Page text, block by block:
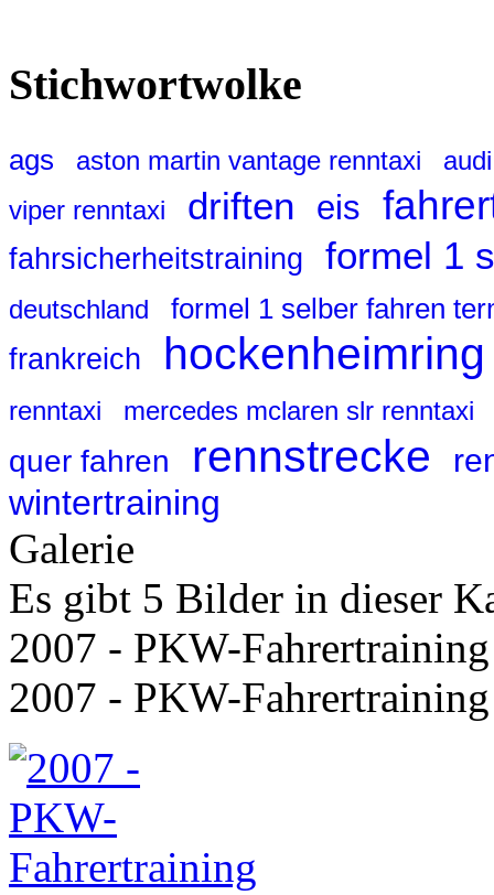
Stichwortwolke
ags aston martin vantage renntaxi
viper renntaxi
driften eis
fahrsicherheitstraining formel 1
deutschland formel 1 selber fahren
frankreich hockenheimring
renntaxi mercedes mclaren slr renntaxi
quer fahren rennstrecke
wintertraining
Galerie
Es gibt 5 Bilder in dieser
2007 - PKW-Fahrertraining
2007 - PKW-Fahrertraining